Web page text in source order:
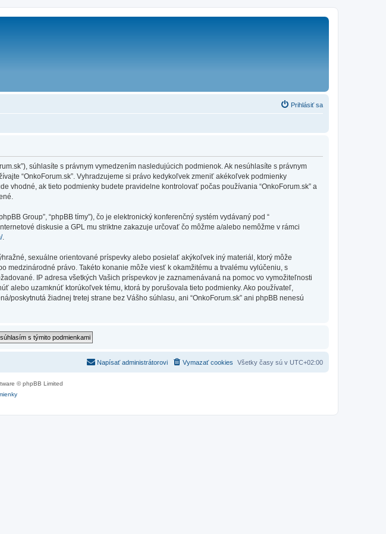
Prihlásiť sa
súhlasíte s právnym vymedzením nasledujúcich podmienok. Ak nesúhlasíte s právnym
“OnkoForum.sk”. Vyhradzujeme si právo kedykoľvek zmeniť akékoľvek podmienky
vhodné, ak tieto podmienky budete pravidelne kontrolovať počas používania “OnkoForum.sk” a
Group”, “phpBB tímy”), čo je elektronický konferenčný systém vydávaný pod “
diskusie a GPL mu striktne zakazuje určovať čo môžme a/alebo nemôžme v rámci
.
sexuálne orientované príspevky alebo posielať akýkoľvek iný materiál, ktorý môže
medzinárodné právo. Takéto konanie môže viesť k okamžitému a trvalému vylúčeniu, s
IP adresa všetkých Vašich príspevkov je zaznamenávaná na pomoc vo vymožiteľnosti
alebo uzamknúť ktorúkoľvek tému, ktorá by porušovala tieto podmienky. Ako používateľ,
žiadnej tretej strane bez Vášho súhlasu, ani “OnkoForum.sk” ani phpBB nenesú
Všetky časy sú v UTC+02:00
Vymazať cookies
Napísať administrátorovi
© phpBB Limited